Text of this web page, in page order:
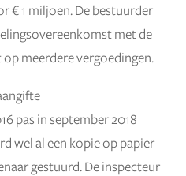
€ 1 miljoen. De bestuurder
met de
meerdere vergoedingen.
pas in september 2018
wel al een kopie op papier
gestuurd. De inspecteur